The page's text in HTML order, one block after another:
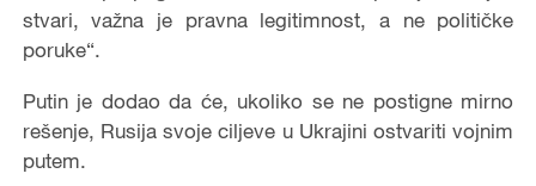
stvari, važna je pravna legitimnost, a ne političke
poruke“.
Putin je dodao da će, ukoliko se ne postigne mirno
rešenje, Rusija svoje ciljeve u Ukrajini ostvariti vojnim
putem.